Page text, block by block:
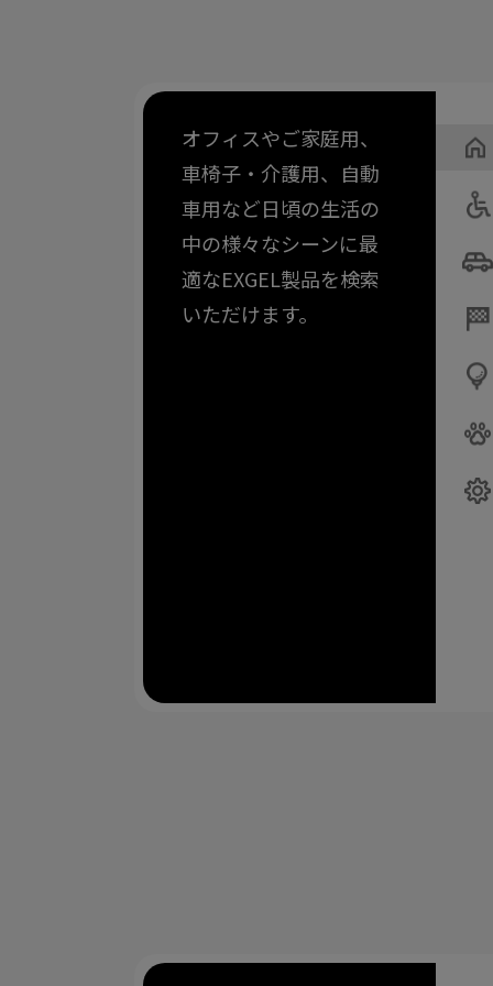
オフィスやご家庭用、
車椅子・介護用、自動
車用など日頃の生活の
中の様々なシーンに最
適なEXGEL製品を検索
いただけます。